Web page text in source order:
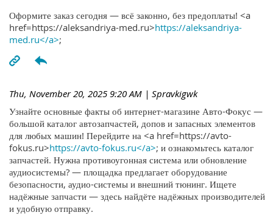
Оформите заказ сегодня — всё законно, без предоплаты! <a
href=https://aleksandriya-med.ru>https://aleksandriya-
med.ru</a>;
Thu, November 20, 2025 9:20 AM | Spravkigwk
Узнайте основные факты об интернет-магазине Авто-Фокус —
большой каталог автозапчастей, допов и запасных элементов
для любых машин! Перейдите на <a href=https://avto-
fokus.ru>https://avto-fokus.ru</a>; и ознакомьтесь каталог
запчастей. Нужна противоугонная система или обновление
аудиосистемы? — площадка предлагает оборудование
безопасности, аудио-системы и внешний тюнинг. Ищете
надёжные запчасти — здесь найдёте надёжных производителей
и удобную отправку.